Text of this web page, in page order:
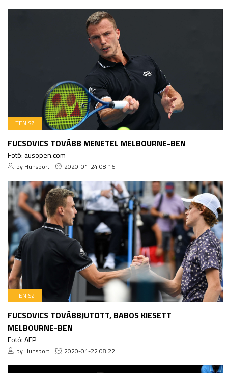
TENISZ
FUCSOVICS TOVÁBB MENETEL MELBOURNE-BEN
Fotó: ausopen.com
by Hunsport 2020-01-24 08:16
TENISZ
FUCSOVICS TOVÁBBJUTOTT, BABOS KIESETT
MELBOURNE-BEN
Fotó: AFP
by Hunsport 2020-01-22 08:22